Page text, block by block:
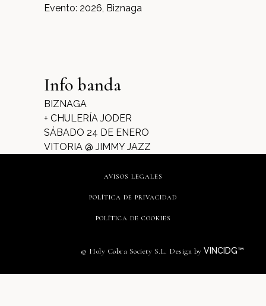
Evento: 2026, Biznaga
Info banda
BIZNAGA
+ CHULERÍA JODER
SÁBADO 24 DE ENERO
VITORIA @ JIMMY JAZZ
AVISOS LEGALES
POLÍTICA DE PRIVACIDAD
POLÍTICA DE COOKIES
© Holy Cobra Society S.L. Design by VINCIDG™